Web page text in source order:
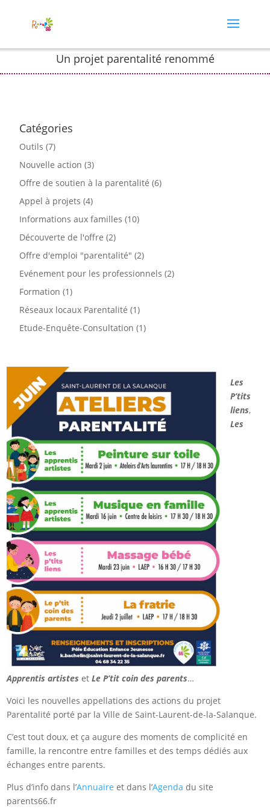
Un projet parentalité renommé
Les
P’tits
liens,
Les
Apprentis artistesetLe P’tit coin des parents…
Voici les nouvelles appellations des actions du projet
Parentalité porté par la Ville de Saint-Laurent-de-la-Salanque.
C’est tout doux, et ça augure des moments de complicité en
famille, la rencontre entre familles et des temps dédiés aux
échanges entre parents.
Plus d’info dans l’Annuaire et dans l’Agenda du site
parents66.fr
Catégories
Outils (7)
Nouvelle action (3)
Offre de soutien à la parentalité (6)
Appel à projets (4)
Informations aux familles (10)
Découverte de l'offre (2)
Offre d'emploi "parentalité" (2)
Evénement pour les professionnels (2)
Formation (1)
Réseaux locaux Parentalité (1)
Etude-Enquête-Consultation (1)